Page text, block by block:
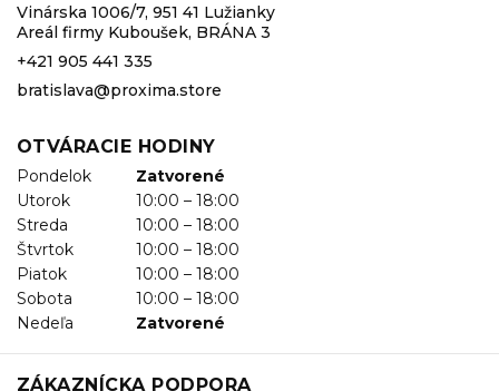
Vinárska 1006/7, 951 41 Lužianky
Areál firmy Kuboušek, BRÁNA 3
+421 905 441 335
bratislava@proxima.store
OTVÁRACIE HODINY
Pondelok
Zatvorené
Utorok
10:00 – 18:00
Streda
10:00 – 18:00
Štvrtok
10:00 – 18:00
Piatok
10:00 – 18:00
Sobota
10:00 – 18:00
Nedeľa
Zatvorené
ZÁKAZNÍCKA PODPORA